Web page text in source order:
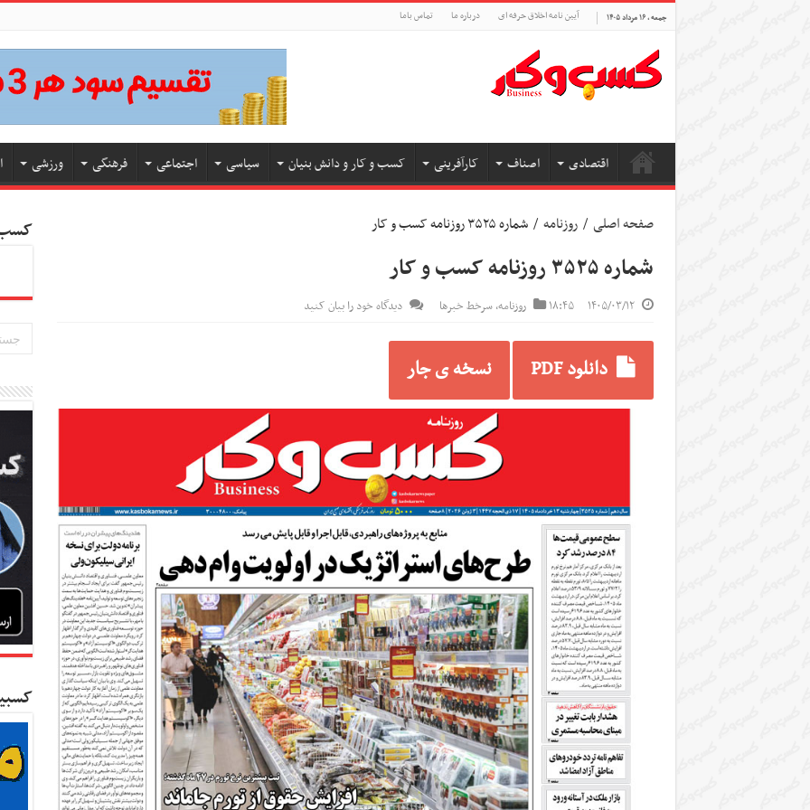
جمعه , ۱۶ مرداد ۱۴۰۵ آیین نامه اخلاق حرفه ای درباره ما تماس باما
اقتصادی اصناف کارآفرینی کسب و کار و دانش بنیان سیاسی اجتماعی فرهنگی ورزشی
صفحه اصلی / روزنامه / شماره ۳۵۲۵ روزنامه کسب و کار
شماره ۳۵۲۵ روزنامه کسب و کار
۱۴۰۵/۰۳/۱۲ ۱۸:۴۵ روزنامه,سرخط خبرها دیدگاه خود را بیان کنید
دانلود PDF نسخه ی جار
کسب